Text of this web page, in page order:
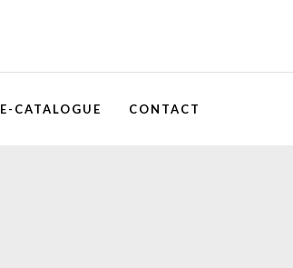
E-CATALOGUE CONTACT